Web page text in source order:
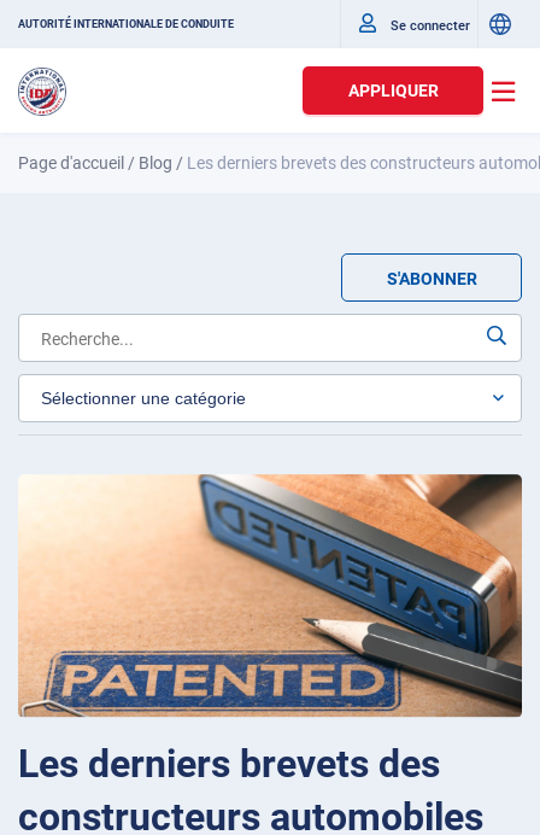
AUTORITÉ INTERNATIONALE DE CONDUITE Se connecter
APPLIQUER
Page d'accueil / Blog / Les derniers brevets des constructeurs
S'ABONNER
Les derniers brevets des
constructeurs automobiles